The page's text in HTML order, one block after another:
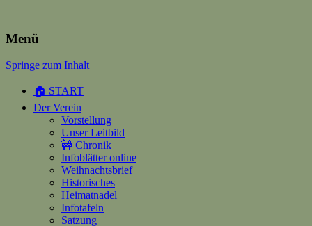
Heimatverein Happerschoss
Suchen
Menü
Springe zum Inhalt
🏠 START
Der Verein
Vorstellung
Unser Leitbild
🚧 Chronik
Infoblätter online
Weihnachtsbrief
Historisches
Heimatnadel
Infotafeln
Satzung